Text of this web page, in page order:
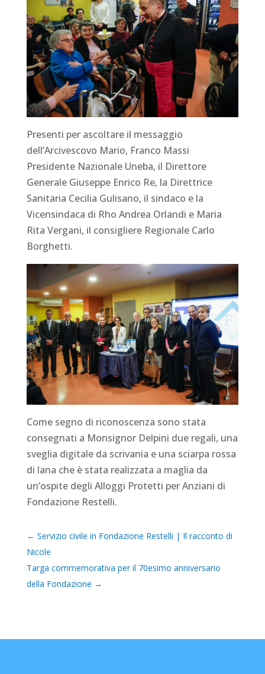
Presenti per ascoltare il messaggio
dell’Arcivescovo Mario, Franco Massi
Presidente Nazionale Uneba, il Direttore
Generale Giuseppe Enrico Re, la Direttrice
Sanitaria Cecilia Gulisano, il sindaco e la
Vicensindaca di Rho Andrea Orlandi e Maria
Rita Vergani, il consigliere Regionale Carlo
Borghetti.
Come segno di riconoscenza sono stata
consegnati a Monsignor Delpini due regali, una
sveglia digitale da scrivania e una sciarpa rossa
di lana che è stata realizzata a maglia da
un’ospite degli Alloggi Protetti per Anziani di
Fondazione Restelli.
← Servizio civile in Fondazione Restelli | Il racconto di
Nicole
Targa commemorativa per il 70esimo anniversario
della Fondazione →